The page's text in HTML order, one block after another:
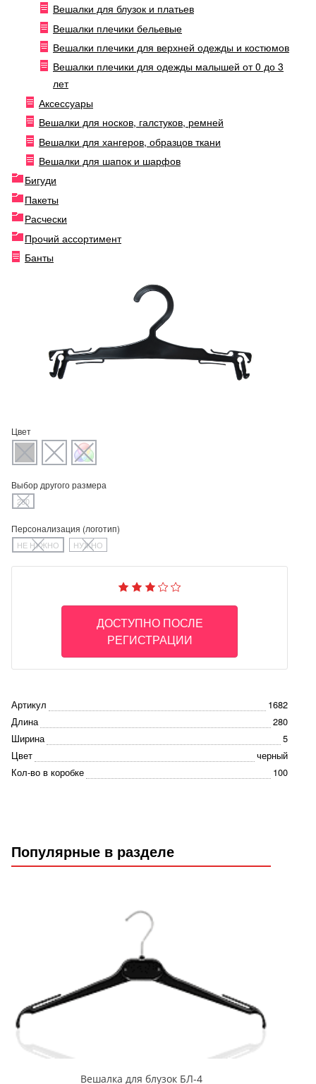
Вешалки для блузок и платьев
Вешалки плечики бельевые
Вешалки плечики для верхней одежды и костюмов
Вешалки плечики для одежды малышей от 0 до 3
лет
Аксессуары
Вешалки для носков, галстуков, ремней
Вешалки для хангеров, образцов ткани
Вешалки для шапок и шарфов
Бигуди
Пакеты
Расчески
Прочий ассортимент
Банты
Цвет
Выбор другого размера
280
Персонализация (логотип)
НЕ НУЖНО НУЖНО
ДОСТУПНО ПОСЛЕ
РЕГИСТРАЦИИ
Артикул
1682
Длина
280
Ширина
5
Цвет
черный
Кол-во в коробке
100
Популярные в разделе
Вешалка для блузок БЛ-4